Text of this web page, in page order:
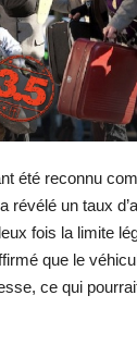
été reconnu
révélé un taux
fois la limite
que le
ce qui